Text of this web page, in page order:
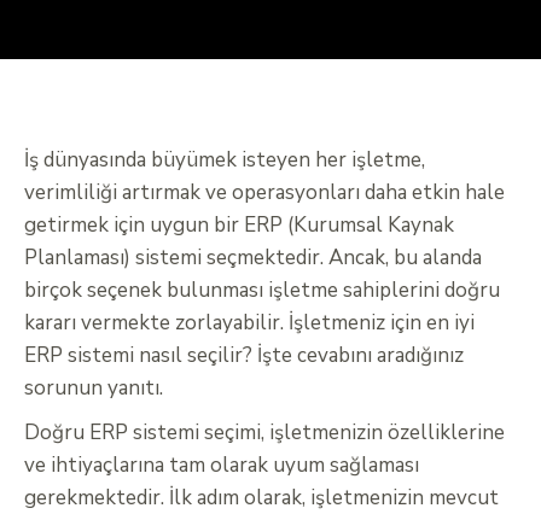
İş dünyasında büyümek isteyen her işletme,
verimliliği artırmak ve operasyonları daha etkin hale
getirmek için uygun bir ERP (Kurumsal Kaynak
Planlaması) sistemi seçmektedir. Ancak, bu alanda
birçok seçenek bulunması işletme sahiplerini doğru
kararı vermekte zorlayabilir. İşletmeniz için en iyi
ERP sistemi nasıl seçilir? İşte cevabını aradığınız
sorunun yanıtı.
Doğru ERP sistemi seçimi, işletmenizin özelliklerine
ve ihtiyaçlarına tam olarak uyum sağlaması
gerekmektedir. İlk adım olarak, işletmenizin mevcut